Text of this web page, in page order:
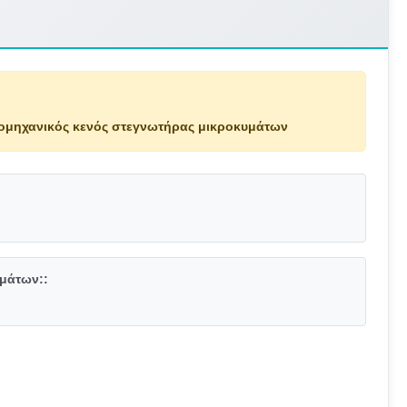
κενός στεγνωτήρας μικροκυμάτων